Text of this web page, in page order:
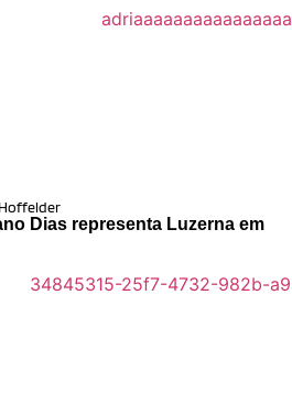
Dias representa Luzerna em